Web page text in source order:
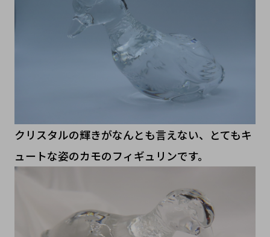
クリスタルの輝きがなんとも言えない、とてもキ
ュートな姿のカモのフィギュリンです。